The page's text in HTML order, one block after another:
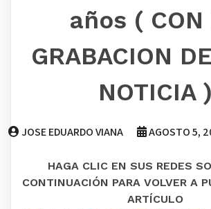
años ( CON
GRABACION
NOTICIA )
JOSE EDUARDO VIANA AGOSTO 5,
HAGA CLIC EN SUS REDES
CONTINUACIÓN PARA VOLVER A
ARTÍCULO